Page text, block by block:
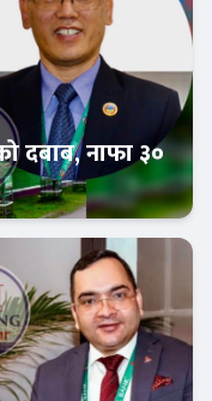
दबाब, नाफा ३०